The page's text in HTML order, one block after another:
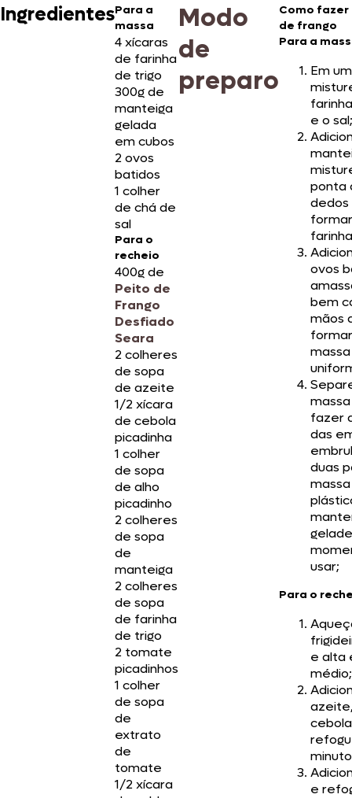
IngredientesPara a
massa
4 xícaras
de farinha
de trigo
300g de
manteiga
gelada
em cubos
2 ovos
batidos
1 colher
de chá de
sal
Para o
recheio
400g de
Peito de
Frango
Desfiado
Seara
2 colheres
de sopa
de azeite
1/2 xícara
de cebola
picadinha
1 colher
de sopa
de alho
picadinho
2 colheres
de sopa
de
manteiga
2 colheres
de sopa
de farinha
de trigo
2 tomate
picadinhos
1 colher
de sopa
de
extrato
de
tomate
1/2 xícara
Modo
de
preparo
Como
de frango
Para a
Em
e o sal;
ponta
ovos
bem
mãos
massa
fazer
das
duas
usar;
Para o
e alta
médio;
e